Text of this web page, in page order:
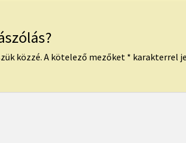
közzé. A kötelező mezőket * karakterrel